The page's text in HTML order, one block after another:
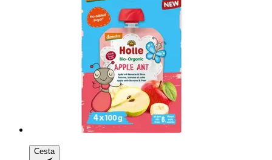
Cesta